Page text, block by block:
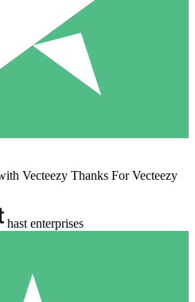
Vecteezy Thanks For Vecteezy
hast enterprises